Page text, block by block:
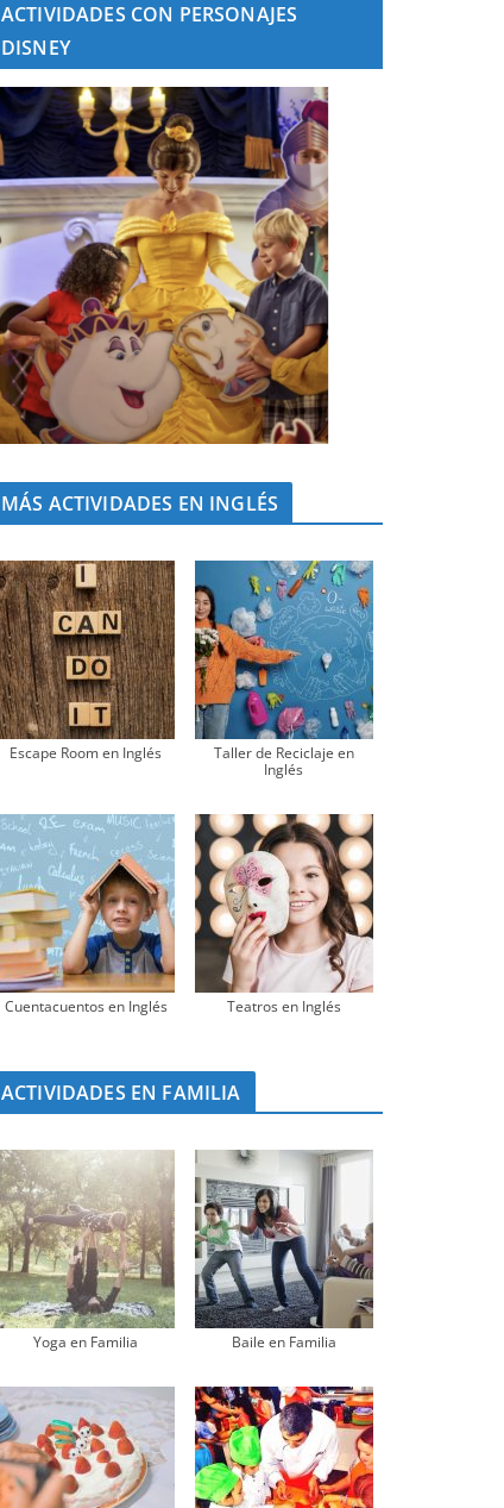
ACTIVIDADES CON PERSONAJES
DISNEY
MÁS ACTIVIDADES EN INGLÉS
Escape Room en Inglés
Taller de Reciclaje en
Inglés
Cuentacuentos en Inglés Teatros en Inglés
ACTIVIDADES EN FAMILIA
Yoga en Familia Baile en Familia